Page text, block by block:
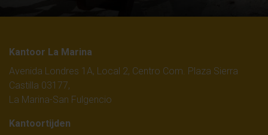
Kantoor La Marina
Avenida Londres 1A, Local 2, Centro Com. Plaza Sierra
Castilla 03177,
La Marina-San Fulgencio
Kantoortijden